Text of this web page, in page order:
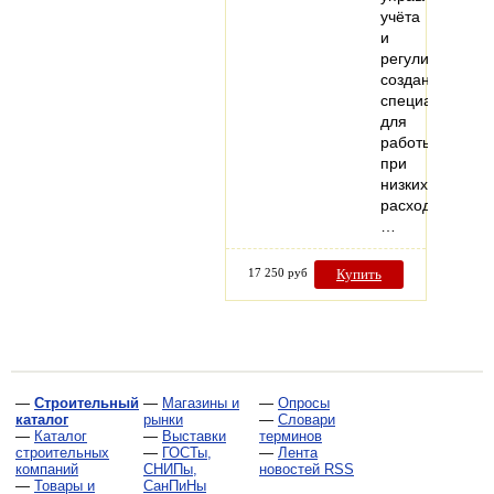
учёта
и
регулирования,
созданный
специально
для
работы
при
низких
расходах.
17 250 руб Купить
— Строительный
каталог
— Каталог
строительных
компаний
— Товары и
— Магазины и
рынки
— Выставки
— ГОСТы,
СНИПы,
СанПиНы
— Опросы
— Словари
терминов
— Лента
новостей RSS